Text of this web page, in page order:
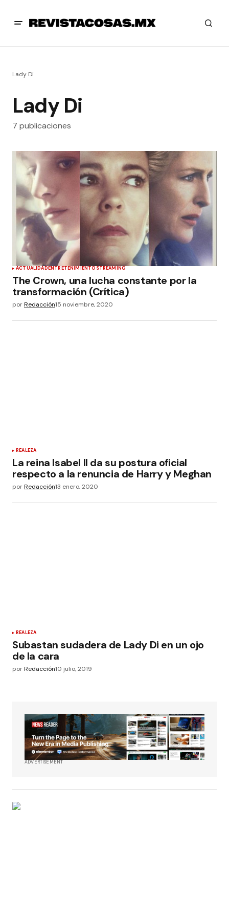
Lady Di
Lady Di
7 publicaciones
ACTUALIDADENTRETENIMIENTOSTREAMING
The Crown, una lucha constante por la
transformación (Crítica)
porRedacción15 noviembre, 2020
REALEZA
La reina Isabel II da su postura oficial
respecto a la renuncia de Harry y Meghan
porRedacción13 enero, 2020
REALEZA
Subastan sudadera de Lady Di en un ojo
de la cara
porRedacción10 julio, 2019
ADVERTISEMENT